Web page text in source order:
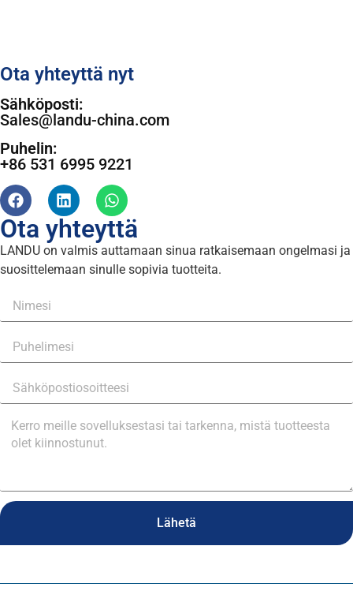
Ota yhteyttä nyt
Sähköposti:
Sales@landu-china.com
Puhelin:
+86 531 6995 9221
Ota yhteyttä
LANDU on valmis auttamaan sinua ratkaisemaan ongelmasi ja
suosittelemaan sinulle sopivia tuotteita.
Lähetä